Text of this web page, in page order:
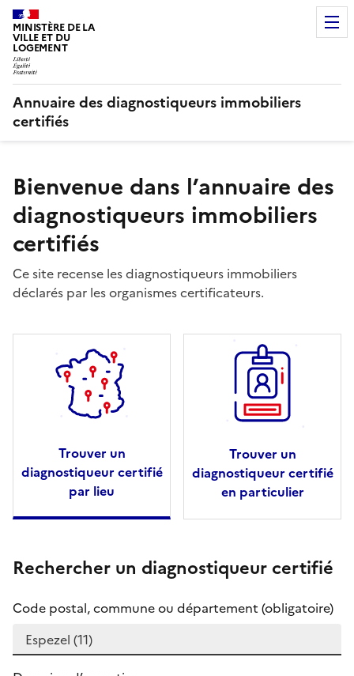
MINISTÈRE DE LA
VILLE ET DU
LOGEMENT
Annuaire des diagnostiqueurs immobiliers
certifiés
Bienvenue dans l’annuaire des
diagnostiqueurs immobiliers
certifiés
Ce site recense les diagnostiqueurs immobiliers
déclarés par les organismes certificateurs.
Trouver un
diagnostiqueur certifié
par lieu
Trouver un
diagnostiqueur certifié
en particulier
Rechercher un diagnostiqueur certifié
Code postal, commune ou département (obligatoire)